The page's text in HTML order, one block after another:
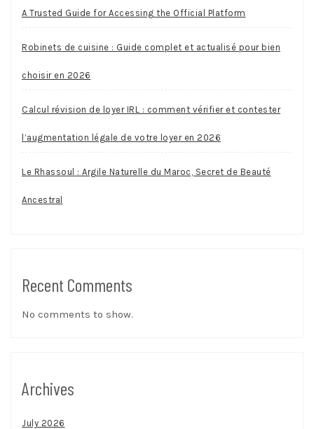
A Trusted Guide for Accessing the Official Platform
Robinets de cuisine : Guide complet et actualisé pour bien
choisir en 2026
Calcul révision de loyer IRL : comment vérifier et contester
l’augmentation légale de votre loyer en 2026
Le Rhassoul : Argile Naturelle du Maroc, Secret de Beauté
Ancestral
Recent Comments
No comments to show.
Archives
July 2026